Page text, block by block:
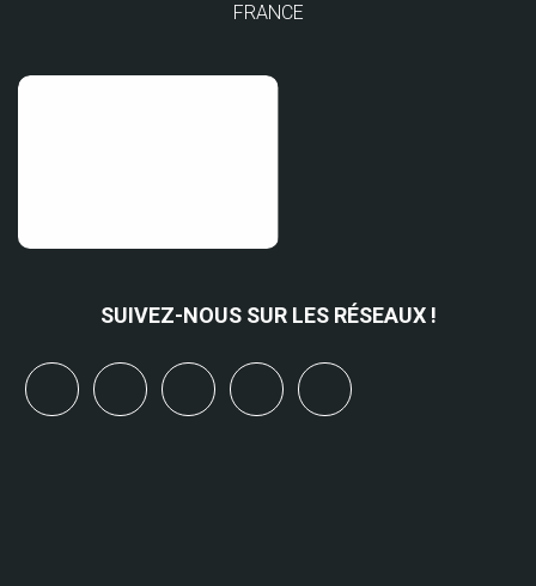
FRANCE
SUIVEZ-NOUS SUR LES RÉSEAUX !
linkedinyoutubebluesky mastodon